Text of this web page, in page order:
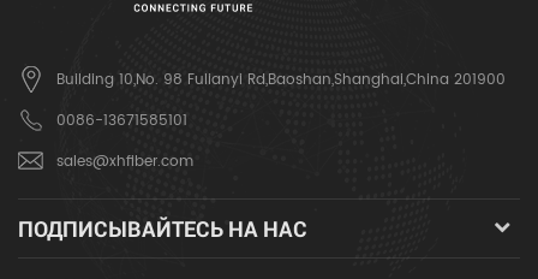
Building 10,No. 98 Fulianyi Rd,Baoshan,Shanghai,China 201900
0086-13671585101
sales@xhfiber.com
ПОДПИСЫВАЙТЕСЬ НА НАС